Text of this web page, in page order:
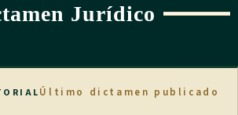
Jurídico
Último dictamen publicado